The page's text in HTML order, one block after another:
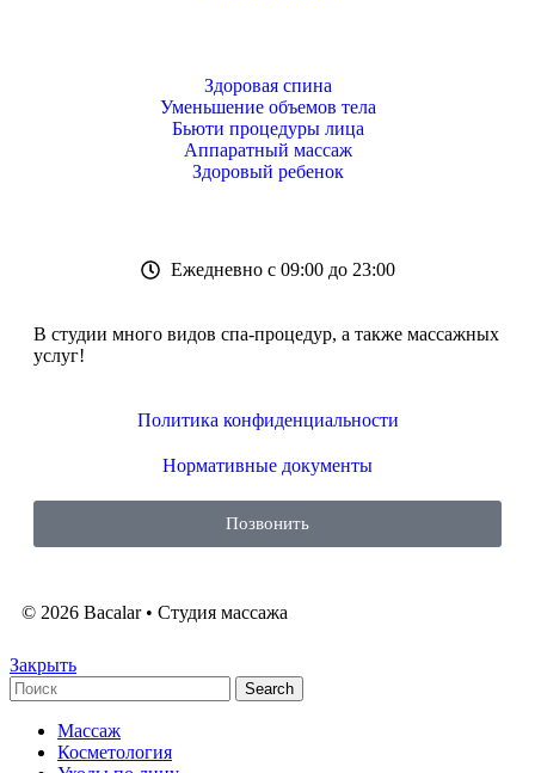
Здоровая спина
Уменьшение объемов тела
Бьюти процедуры лица
Аппаратный массаж
Здоровый ребенок
Ежедневно с 09:00 до 23:00
В студии много видов спа-процедур, а также массажных
услуг!
Политика конфиденциальности
Нормативные документы
Позвонить
© 2026 Bacalar • Студия массажа
Закрыть
Search
Массаж
Косметология